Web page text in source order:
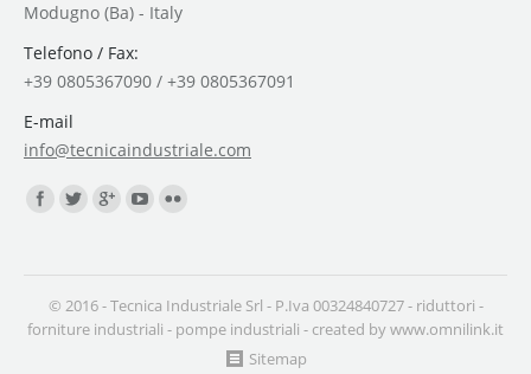
Modugno (Ba) - Italy
Telefono / Fax:
+39 0805367090 / +39 0805367091
E-mail
info@tecnicaindustriale.com
Find us on:
© 2016 - Tecnica Industriale Srl - P.Iva 00324840727 - riduttori -
forniture industriali - pompe industriali - created bywww.omnilink.it
Sitemap